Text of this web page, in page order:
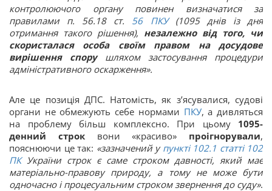
контролюючого органу повинен визначатися за
правилами п. 56.18 ст. 56 ПКУ(1095 днів із дня
отримання такого рішення), незалежно від того, чи
скористалася особа своїм правом на досудове
вирішення спорушляхом застосування процедури
адміністративного оскарження».
Але це позиція ДПС. Натомість, як з’ясувалися, судові
органи не обмежують себе нормами ПКУ, а дивляться
на проблему більш комплексно. При цьому 1095-
денний строквони «красиво» проігнорували,
пояснюючи це так: «зазначений у пункті 102.1 статті 102
ПКУкраїни строк є саме строком давності, який має
матеріально-правову природу, а тому не може бути
одночасно і процесуальним строком звернення до суду».